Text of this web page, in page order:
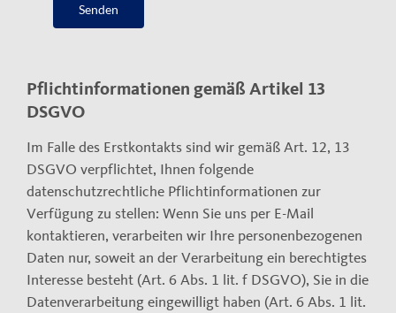
Senden
Pflichtinformationen gemäß Artikel 13
DSGVO
Im Falle des Erstkontakts sind wir gemäß Art. 12, 13
DSGVO verpflichtet, Ihnen folgende
datenschutzrechtliche Pflichtinformationen zur
Verfügung zu stellen: Wenn Sie uns per E-Mail
kontaktieren, verarbeiten wir Ihre personenbezogenen
Daten nur, soweit an der Verarbeitung ein berechtigtes
Interesse besteht (Art. 6 Abs. 1 lit. f DSGVO), Sie in die
Datenverarbeitung eingewilligt haben (Art. 6 Abs. 1 lit.